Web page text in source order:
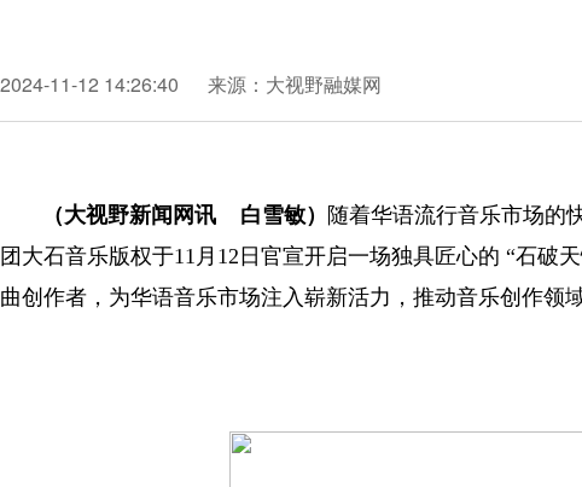
2024-11-12 14:26:40 来源：大视野融媒网
（大视野新闻网讯 白雪敏） 随着华语流行音乐市场的
团大石音乐版权于11月12日官宣开启一场独具匠心的 “石破
曲创作者，为华语音乐市场注入崭新活力，推动音乐创作领